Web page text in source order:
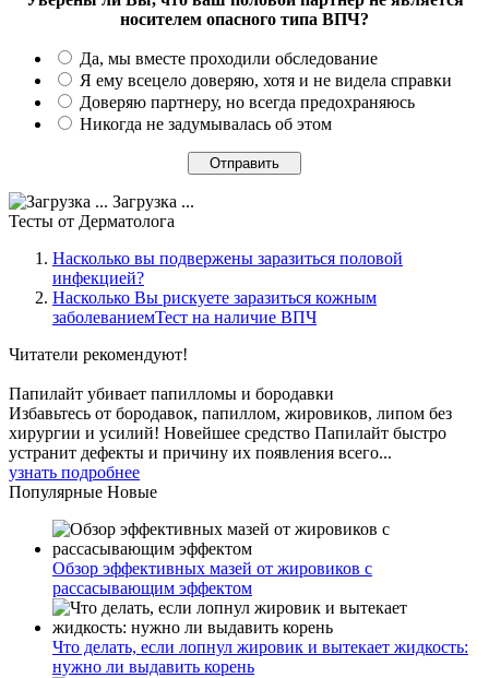
носителем опасного типа ВПЧ?
Да, мы вместе проходили обследование
Я ему всецело доверяю, хотя и не видела справки
Доверяю партнеру, но всегда предохраняюсь
Никогда не задумывалась об этом
Загрузка ...
Тесты от Дерматолога
Насколько вы подвержены заразиться половой
инфекцией?
Насколько Вы рискуете заразиться кожным
заболеваниемТест на наличие ВПЧ
Читатели рекомендуют!
Папилайт убивает папилломы и бородавки
Избавьтесь от бородавок, папиллом, жировиков, липом без
хирургии и усилий! Новейшее средство Папилайт быстро
устранит дефекты и причину их появления всего...
узнать подробнее
Популярные Новые
Обзор эффективных мазей от жировиков с
рассасывающим эффектом
Что делать, если лопнул жировик и вытекает жидкость:
нужно ли выдавить корень